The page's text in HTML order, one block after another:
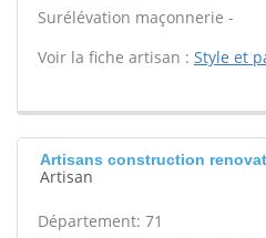
Surélévation maçonnerie -
Voir la fiche artisan : Style et
Artisans construction
Artisan
Département: 71